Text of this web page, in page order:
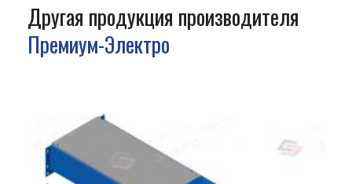
Другая продукция производителя
Премиум-Электро